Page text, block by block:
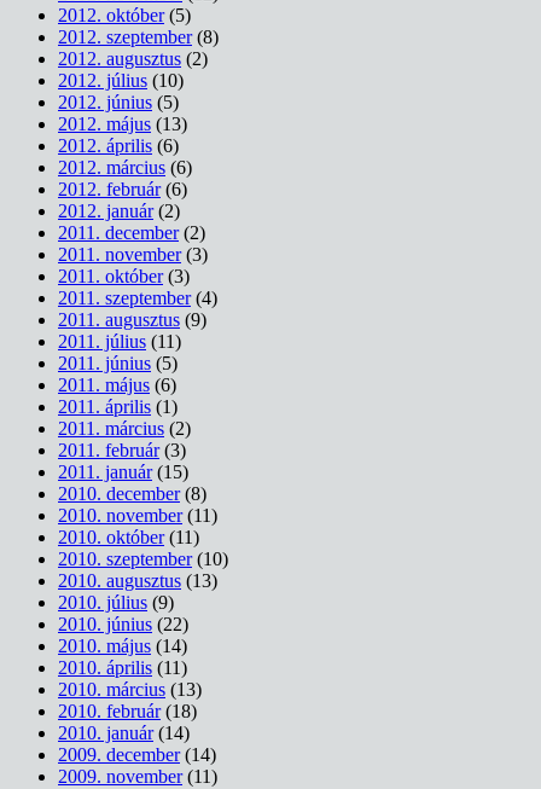
2012. október(5)
2012. szeptember(8)
2012. augusztus (2)
2012. július (10)
2012. június (5)
2012. május (13)
2012. április (6)
2012. március (6)
2012. február(6)
2012. január(2)
2011. december(2)
2011. november(3)
2011. október(3)
2011. szeptember(4)
2011. augusztus (9)
2011. július (11)
2011. június (5)
2011. május (6)
2011. április (1)
2011. március (2)
2011. február(3)
2011. január(15)
2010. december(8)
2010. november(11)
2010. október(11)
2010. szeptember(10)
2010. augusztus (13)
2010. július (9)
2010. június (22)
2010. május (14)
2010. április (11)
2010. március (13)
2010. február(18)
2010. január(14)
2009. december(14)
2009. november(11)